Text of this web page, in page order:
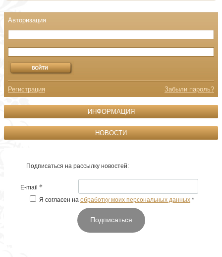
Регистрация Забыли пароль?
ИНФОРМАЦИЯ
НОВОСТИ
Подписаться на рассылку новостей:
E-mail *
Я согласен на обработку моих персональных данных *
Подписаться